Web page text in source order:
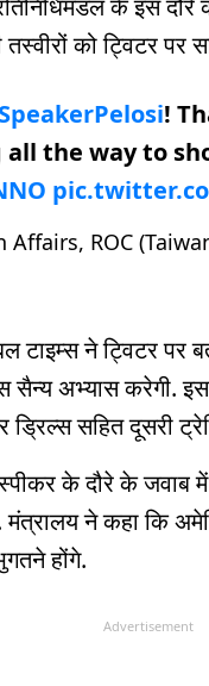
के इस दौरे
को ट्विटर पर
!
the way to
ROC
टाइम्स ने ट्विटर पर
सैन्य अभ्यास करेगी.
सहित दूसरी
के दौरे के जवाब
मंत्रालय ने कहा कि
होंगे.
Advertisement